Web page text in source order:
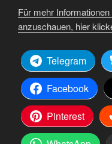
Für mehr
anzuschauen, hier
Telegram
Facebook
Pinterest